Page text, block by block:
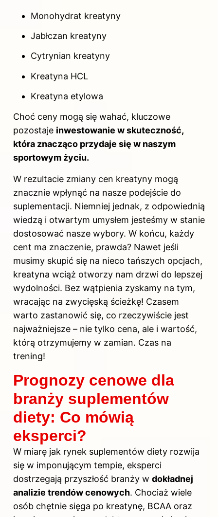
Monohydrat kreatyny
Jabłczan kreatyny
Cytrynian kreatyny
Kreatyna HCL
Kreatyna etylowa
Choć ceny mogą się wahać, kluczowe
pozostaje inwestowanie w skuteczność,
która znacząco przydaje się w naszym
sportowym życiu.
W rezultacie zmiany cen kreatyny mogą
znacznie wpłynąć na nasze podejście do
suplementacji. Niemniej jednak, z odpowiednią
wiedzą i otwartym umysłem jesteśmy w stanie
dostosować nasze wybory. W końcu, każdy
cent ma znaczenie, prawda? Nawet jeśli
musimy skupić się na nieco tańszych opcjach,
kreatyna wciąż otworzy nam drzwi do lepszej
wydolności. Bez wątpienia zyskamy na tym,
wracając na zwycięską ścieżkę! Czasem
warto zastanowić się, co rzeczywiście jest
najważniejsze – nie tylko cena, ale i wartość,
którą otrzymujemy w zamian. Czas na
trening!
Prognozy cenowe dla
branży suplementów
diety: Co mówią
eksperci?
W miarę jak rynek suplementów diety rozwija
się w imponującym tempie, eksperci
dostrzegają przyszłość branży w dokładnej
analizie trendów cenowych. Chociaż wiele
osób chętnie sięga po kreatynę, BCAA oraz